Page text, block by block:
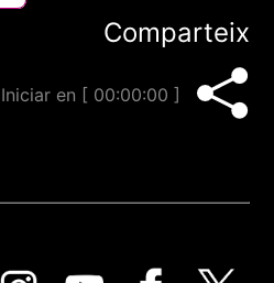
Comparteix
Iniciar en [ 00:00:00 ]